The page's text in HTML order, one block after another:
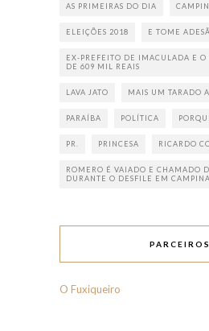
AS PRIMEIRAS DO DIA
ELEIÇÕES 2018 E TOME
EX-PREFEITO DE IMACULADA E O
DE 609 MIL REAIS
LAVA JATO MAIS UM TARADO
PARAÍBA POLÍTICA
PR. PRINCESA RICARDO
ROMERO É VAIADO E CHAMADO
DURANTE O DESFILE EM
PARCEIROS
O Fuxiqueiro